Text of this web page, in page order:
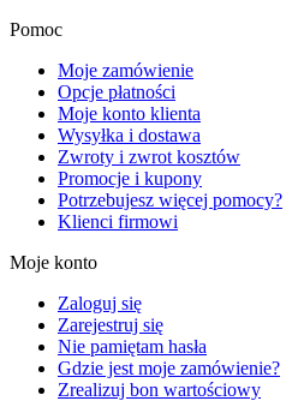
Pomoc
Moje zamówienie
Opcje płatności
Moje konto klienta
Wysyłka i dostawa
Zwroty i zwrot kosztów
Promocje i kupony
Potrzebujesz więcej pomocy?
Klienci firmowi
Moje konto
Zaloguj się
Zarejestruj się
Nie pamiętam hasła
Gdzie jest moje zamówienie?
Zrealizuj bon wartościowy